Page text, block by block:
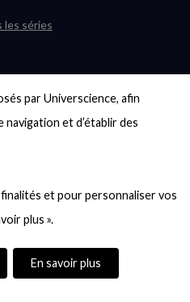
par Universcience, afin
et d’établir des
et pour personnaliser vos
En savoir plus
les séries
et pas de « Terre »
vue ?
les cryptos ?
et politique : la
équitable
tête